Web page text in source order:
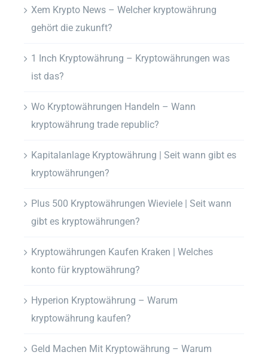
Xem Krypto News – Welcher kryptowährung
gehört die zukunft?
1 Inch Kryptowährung – Kryptowährungen was
ist das?
Wo Kryptowährungen Handeln – Wann
kryptowährung trade republic?
Kapitalanlage Kryptowährung | Seit wann gibt es
kryptowährungen?
Plus 500 Kryptowährungen Wieviele | Seit wann
gibt es kryptowährungen?
Kryptowährungen Kaufen Kraken | Welches
konto für kryptowährung?
Hyperion Kryptowährung – Warum
kryptowährung kaufen?
Geld Machen Mit Kryptowährung – Warum